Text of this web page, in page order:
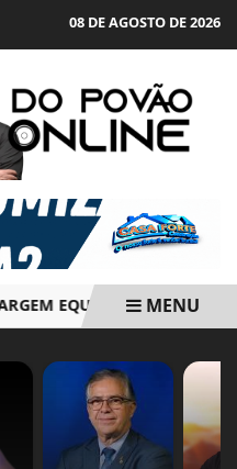
08 DE AGOSTO DE 2026
EQUATORIAL DAMENU